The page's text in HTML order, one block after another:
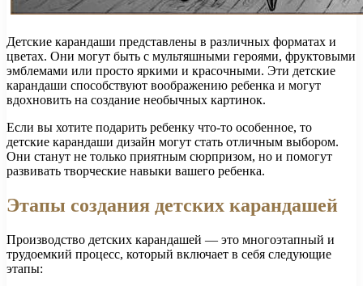
Детские карандаши представлены в различных форматах и
цветах. Они могут быть с мультяшными героями, фруктовыми
эмблемами или просто яркими и красочными. Эти детские
карандаши способствуют воображению ребенка и могут
вдохновить на создание необычных картинок.
Если вы хотите подарить ребенку что-то особенное, то
детские карандаши дизайн могут стать отличным выбором.
Они станут не только приятным сюрпризом, но и помогут
развивать творческие навыки вашего ребенка.
Этапы создания детских карандашей
Производство детских карандашей — это многоэтапный и
трудоемкий процесс, который включает в себя следующие
этапы: